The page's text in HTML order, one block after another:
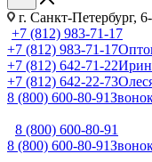
г. Санкт-Петербург,
+7 (812) 983-71-17
+7 (812) 983-71-17
+7 (812) 642-71-22
+7 (812) 642-22-73
8 (800) 600-80-91
8 (800) 600-80-91
8 (800) 600-80-91